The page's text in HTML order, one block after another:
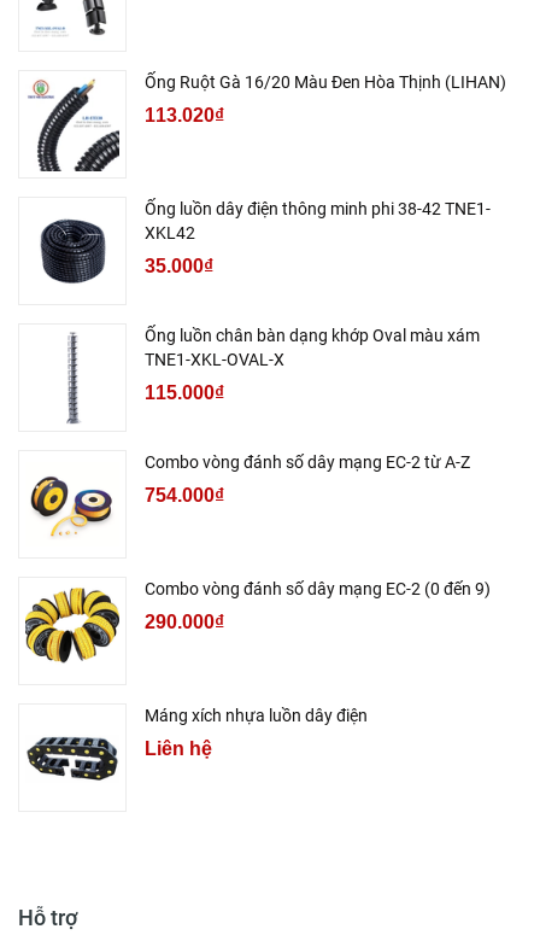
Ống Ruột Gà 16/20 Màu Đen Hòa Thịnh (LIHAN)
113.020₫
Ống luồn dây điện thông minh phi 38-42 TNE1-
XKL42
35.000₫
Ống luồn chân bàn dạng khớp Oval màu xám
TNE1-XKL-OVAL-X
115.000₫
Combo vòng đánh số dây mạng EC-2 từ A-Z
754.000₫
Combo vòng đánh số dây mạng EC-2 (0 đến 9)
290.000₫
Máng xích nhựa luồn dây điện
Liên hệ
Hỗ trợ